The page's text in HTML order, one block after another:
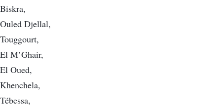
Biskra,
Ouled Djellal,
Touggourt,
El M’Ghair,
El Oued,
Khenchela,
Tébessa,